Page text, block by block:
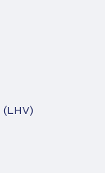
(LHV)